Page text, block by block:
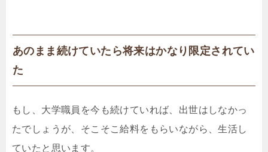
あのまま続けていたら将来はかなり限定されてい
た
もし、大学職員を今も続けていれば、出世はしなかっ
たでしょうが、そこそこ給料をもらいながら、生活し
ていたと思います。